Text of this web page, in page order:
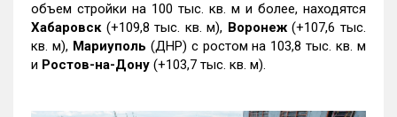
объем стройки на 100 тыс. кв. м и более, находятся
Хабаровск (+109,8 тыс. кв. м), Воронеж(+107,6 тыс.
кв. м), Мариуполь (ДНР) с ростом на 103,8 тыс. кв. м
и Ростов-на-Дону (+103,7 тыс. кв. м).